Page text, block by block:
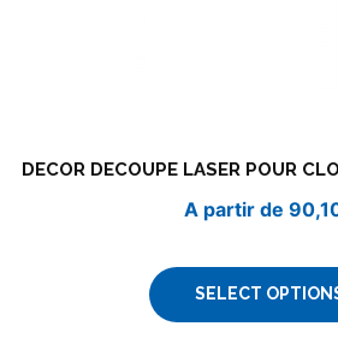
DECOR DECOUPE LASER POUR
A partir de
SELECT